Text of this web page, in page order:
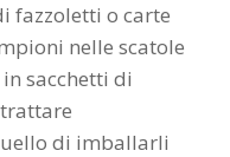
fazzoletti o carte
nelle scatole
sacchetti di
di imballarli